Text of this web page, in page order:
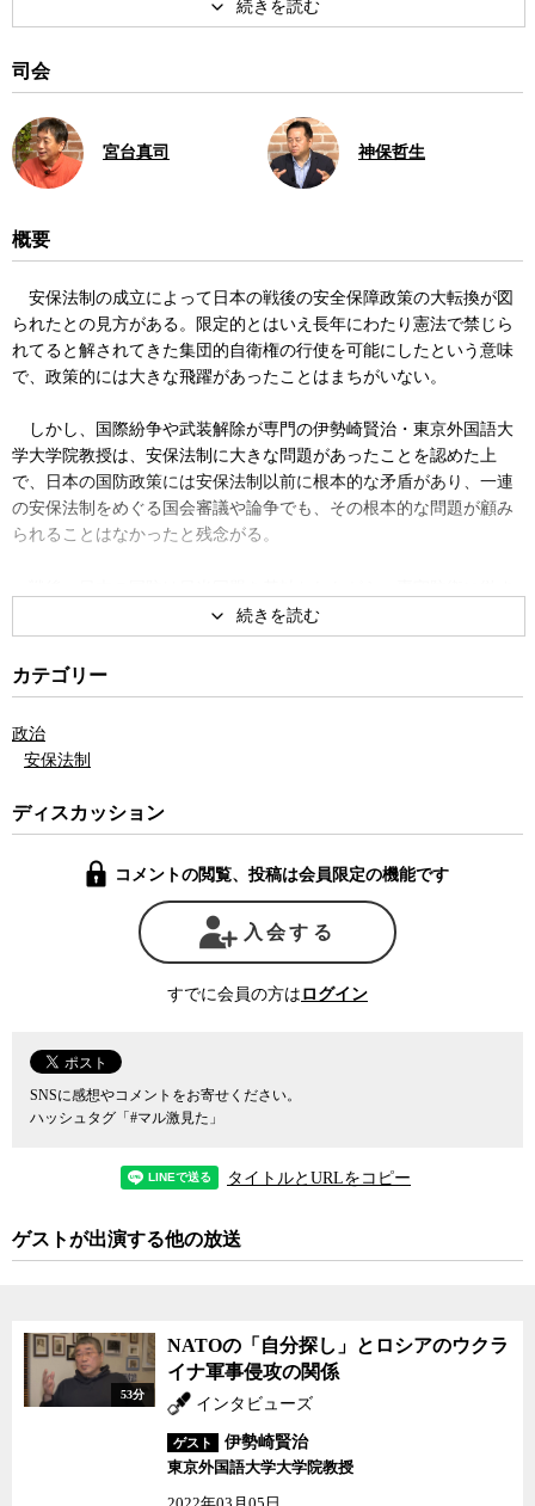
部長などを経て、日本政府特別顧問としてアフガニスタンの武装解
の戦争の話をしよう 世界の「対立」を仕切る
が見た世界』など。
著書
新国防論 9条もアメリカも日本
本当の戦争の話をしよう: 世界の
司会
宮台真司 神保哲生
概要
安保法制の成立によって日本の戦後の安全保障政策の大転換が図
られたとの見方がある。限定的とはいえ長年にわたり憲法で禁じら
れてると解されてきた集団的自衛権の行使を可能にしたという意味
で、政策的には大きな飛躍があったことはまちがいない。
しかし、国際紛争や武装解除が専門の伊勢崎賢治・東京外国語大
学大学院教授は、安保法制に大きな問題があったことを認めた上
で、日本の国防政策には安保法制以前に根本的な矛盾があり、一連
の安保法制をめぐる国会審議や論争でも、その根本的な問題が顧み
られることはなかったと残念がる。
る自衛隊がその任に当たってきた。しかし、日本国憲法が一切の武
力の保持を禁じているため自衛隊はあくまで軍隊ではないと解釈さ
れ、現在に至っている。また、同じく日本国憲法は明確に国の交戦
権を否定しているので、自衛隊は軍隊ではない上に、交戦もできな
伊勢崎氏は専守防衛であろうが何であろうが、国を守るためには
しかし、日本ではそれは禁止されていると解され続けているため、
今回、安保法制によって自衛隊の役割がさらに大きくなったが、
依然として自衛隊は軍隊ではなく、交戦権も持たないままだ。当然
のことながら、その矛盾はさらに大きくなってしまった。いい加減
にそのような子供でも分かる、詭弁と呼んでもいいような明確な矛
せは大きくなるばかりだ。それを見て、政治も国民もメディアも平
気でいられるのかと、伊勢崎氏は怒りを隠さない。
外に派遣されてきた。実際、規律を守り真面目に仕事をする自衛隊
は国連PKOを通じて海外からも高い評価を受けている。しかし、あ
なり、本来紛争地帯に派遣される軍隊や兵士が当然持っていなけれ
が与えられている権限がないため、例えば刑事罰の対象になってし
まったり、ジュネーブ条約で認められている捕虜の権利などが主張
できないと伊勢崎氏は言う。
要するに、明らかに軍事力を持った軍隊を憲法上の理由からあく
カテゴリー
政治
安保法制
ディスカッション
コメントの閲覧、投稿は会員限定の機能です
入会する
すでに会員の方は ログイン
SNSに感想やコメントをお寄せください。
ハッシュタグ「#マル激見た」
タイトルとURLをコピー
ゲストが出演する他の放送
53分
NATOの「自分探し」とロシアのウクラ
イナ軍事侵攻の関係
インタビューズ
ゲスト
伊勢崎賢治
東京外国語大学大学院教授